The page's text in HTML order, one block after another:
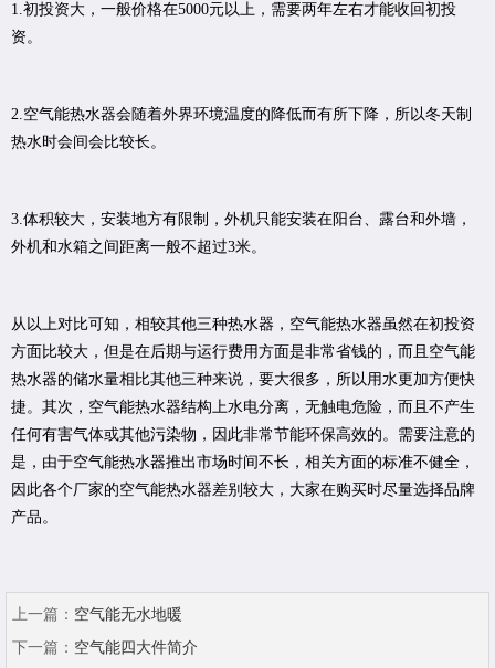
1.初投资大，一般价格在5000元以上，需要两年左右才能收回初投
资。
2.空气能热水器会随着外界环境温度的降低而有所下降，所以冬天制
热水时会间会比较长。
3.体积较大，安装地方有限制，外机只能安装在阳台、露台和外墙，
外机和水箱之间距离一般不超过3米。
从以上对比可知，相较其他三种热水器，空气能热水器虽然在初投资
方面比较大，但是在后期与运行费用方面是非常省钱的，而且空气能
热水器的储水量相比其他三种来说，要大很多，所以用水更加方便快
捷。其次，空气能热水器结构上水电分离，无触电危险，而且不产生
任何有害气体或其他污染物，因此非常节能环保高效的。需要注意的
是，由于空气能热水器推出市场时间不长，相关方面的标准不健全，
因此各个厂家的空气能热水器差别较大，大家在购买时尽量选择品牌
产品。
上一篇： 空气能无水地暖
下一篇： 空气能四大件简介